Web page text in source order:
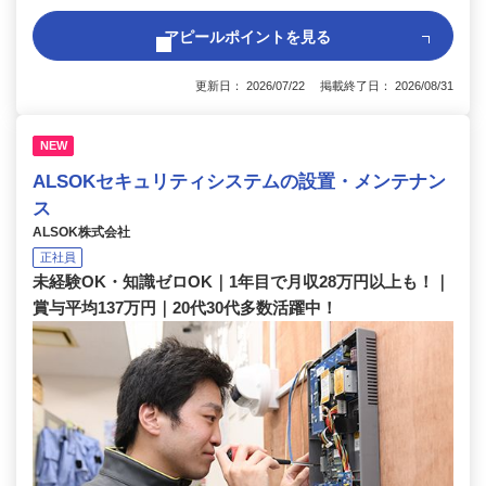
アピールポイントを見る
更新日： 2026/07/22 掲載終了日： 2026/08/31
NEW
ALSOKセキュリティシステムの設置・メンテナン
ス
ALSOK株式会社
正社員
未経験OK・知識ゼロOK｜1年目で月収28万円以上も！｜
賞与平均137万円｜20代30代多数活躍中！